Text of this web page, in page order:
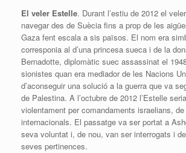
El veler Estelle. Durant l’estiu de 2012 el veler
navegar des de Suècia fins a prop de les
Gaza fent escala a sis països. El nom era
corresponia al d’una princesa sueca i de la
Bernadotte, diplomàtic suec assassinat el
sionistes quan era mediador de les Nacions
d’aconseguir una solució a la guerra que va
de Palestina. A l’octubre de 2012 l’Estelle
violentament per comandaments israelians,
internacionals. El passatge va ser portat a
seva voluntat i, de nou, van ser interrogats i
seves pertinences.